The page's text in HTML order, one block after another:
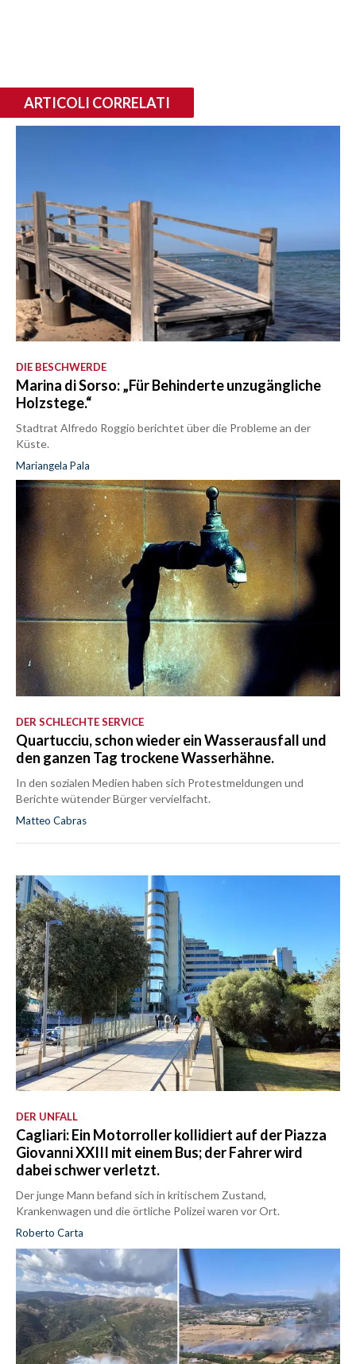
ARTICOLI CORRELATI
DIE BESCHWERDE
Marina di Sorso: „Für Behinderte unzugängliche
Holzstege.“
Stadtrat Alfredo Roggio berichtet über die Probleme an der
Küste.
Mariangela Pala
DER SCHLECHTE SERVICE
Quartucciu, schon wieder ein Wasserausfall und
den ganzen Tag trockene Wasserhähne.
In den sozialen Medien haben sich Protestmeldungen und
Berichte wütender Bürger vervielfacht.
Matteo Cabras
DER UNFALL
Cagliari: Ein Motorroller kollidiert auf der Piazza
Giovanni XXIII mit einem Bus; der Fahrer wird
dabei schwer verletzt.
Der junge Mann befand sich in kritischem Zustand,
Krankenwagen und die örtliche Polizei waren vor Ort.
Roberto Carta